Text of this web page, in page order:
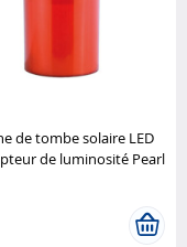
de tombe solaire LED
de luminosité Pearl